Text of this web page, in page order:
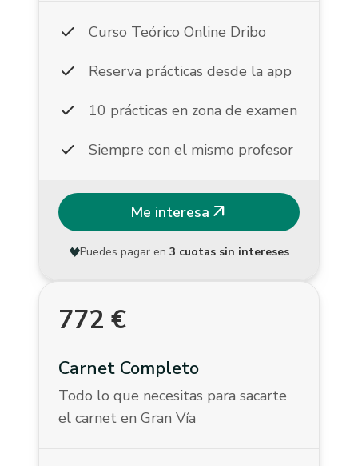
check Curso Teórico Online Dribo
check Reserva prácticas desde la app
check 10 prácticas en zona de examen
check Siempre con el mismo profesor
Me interesa arrow_outward
Puedes pagar en 3 cuotas sin intereses
772 €
Carnet Completo
Todo lo que necesitas para sacarte
el carnet en Gran Vía